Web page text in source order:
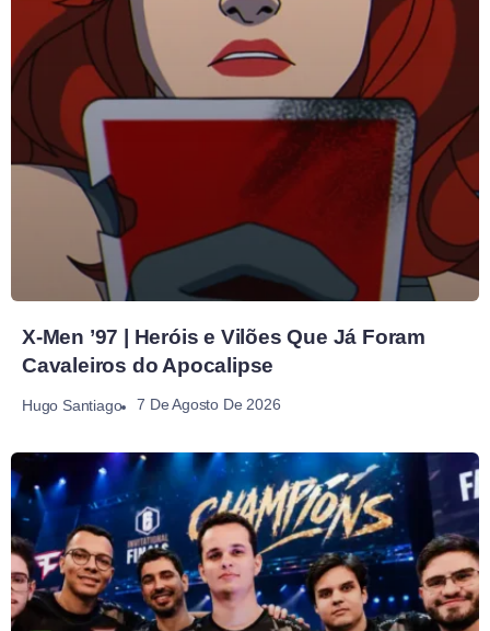
X-Men ’97 | Heróis e Vilões Que Já Foram
Cavaleiros do Apocalipse
Hugo Santiago 7 De Agosto De 2026